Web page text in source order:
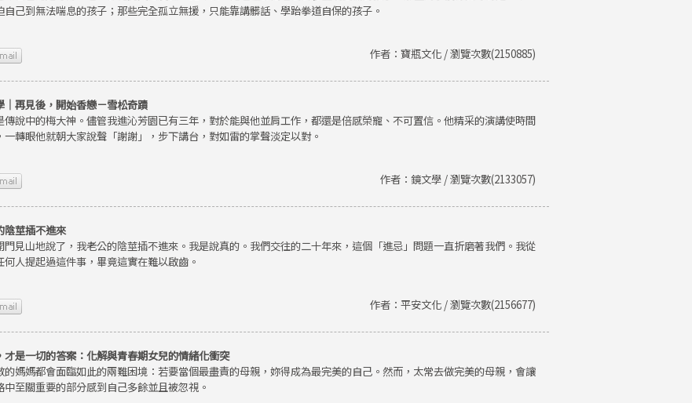
自己到無法喘息的孩子；那些完全孤立無援，只能靠講髒話、學跆拳道自保的孩子。
作者：寶瓶文化 / 瀏覽次數(2150885)
｜再見後，開始香戀－雪松奇蹟
傳說中的梅大神。儘管我進沁芳園已有三年，對於能與他並肩工作，都還是倍感榮寵、不可置信。他精采的演講使時間
一轉眼他就朝大家說聲「謝謝」，步下講台，對如雷的掌聲淡定以對。
作者：鏡文學 / 瀏覽次數(2133057)
陰莖插不進來
門見山地說了，我老公的陰莖插不進來。我是說真的。我們交往的二十年來，這個「進忌」問題一直折磨著我們。我從
何人提起過這件事，畢竟這實在難以啟齒。
作者：平安文化 / 瀏覽次數(2156677)
才是一切的答案：化解與青春期女兒的情緒化衝突
的媽媽都會面臨如此的兩難困境：若要當個最盡責的母親，妳得成為最完美的自己。然而，太常去做完美的母親，會讓
中至關重要的部分感到自己多餘並且被忽視。